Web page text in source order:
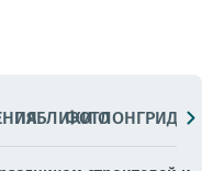
ПАБЛИКИ
ФОТОЛОНГРИДЫ